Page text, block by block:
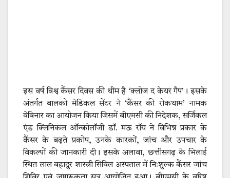
इस वर्ष विश्व कैंसर दिवस की थीम है ‘क्लोज द केयर गैप’। इसके
अंतर्गत बालको मेडिकल सेंटर ने ‘कैंसर की रोकथाम’ नामक
वेबिनार का आयोजन किया जिसमें बीएमसी की निदेशक, सर्जिकल
एंड क्लिनिकल ऑन्कोलॉजी डॉ. मऊ रॉय ने विभिन्न प्रकार के
कैंसर के बढ़ते प्रकोप, उनके कारकों, जांच और उपचार के
विकल्पों की जानकारी दी। इसके अलावा, छत्तीसगढ़ के भिलाई
स्थित लाल बहादुर शास्त्री सिविल अस्पताल में निःशुल्क कैंसर जांच